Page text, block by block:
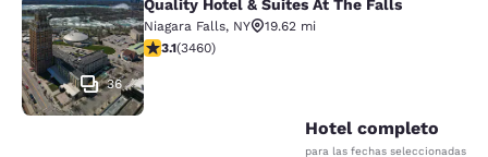
Quality Hotel & Suites At The Falls
36
Quality Hotel & Suites At The Falls
Niagara Falls, NY
19.62 mi
calificación de 3.13 estrellas. Bueno. 3460 reseñas
3.1(3460)
Hotel completo
para las fechas seleccionadas